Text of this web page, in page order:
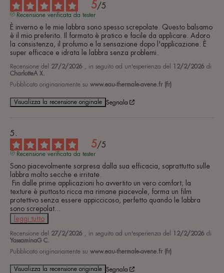
5/5
Recensione verificata da tester
È inverno e le mie labbra sono spesso screpolate. Questo balsamo
è il mio preferito. Il formato è pratico e facile da applicare. Adoro
la consistenza, il profumo e la sensazione dopo l'applicazione. È
super efficace e idrata le labbra senza problemi.
Recensione del 27/2/2026 , in seguito ad un'esperienza del 12/2/2026 di
CharlotteA X.
Pubblicato originariamente su www.eau-thermale-avene.fr (fr)
Visualizza la recensione originale Segnala
5/5
Recensione verificata da tester
Sono piacevolmente sorpresa dalla sua efficacia, soprattutto sulle
labbra molto secche e irritate.
texture è piuttosto ricca ma rimane piacevole, forma un film
protettivo senza essere appiccicoso, perfetto quando le labbra
sono screpolat
leggi tutto
Recensione del 27/2/2026 , in seguito ad un'esperienza del 12/2/2026 di
YassaminaG C.
Pubblicato originariamente su www.eau-thermale-avene.fr (fr)
Visualizza la recensione originale Segnala